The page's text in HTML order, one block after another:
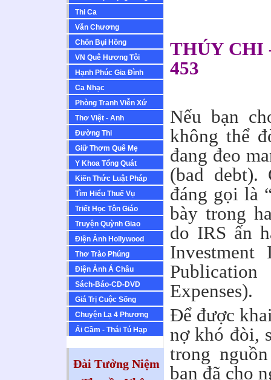
Thi Ca
Văn Chương
Chốn Bụi Hồng
VN Quê Hương Tôi
Hạnh Phúc Gia Đình
Ca Nhạc
Phòng Tranh Viễn Xứ
Thơ Việt - Anh
Ðường Thi
Giữ Thơm Quê Mẹ
Y Khoa Tổng Quát
Kiến Thức Luật Pháp
Tìm Hiểu Thuế Vụ
Triết Học Tôn Giáo
Truyện Quỳnh Giao
Ðiện Ảnh Hollywood
Thơ Trào Phúng
Ðiện Ảnh Á Châu
Sách-Báo-CD-DVD
Giá Trị Cuộc Sống
Chuyện Lạ 4 Phương
Ái Cầm - Thái Tú Hạp
Đài Tưởng Niệm
THÚY CHI
453
Nếu bạn
không thể
đang đeo
(bad
đáng gọi là
bày trong
do IRS ấn
Investment
Expenses).
Để được
nợ khó đòi,
trong
bạn đã cho